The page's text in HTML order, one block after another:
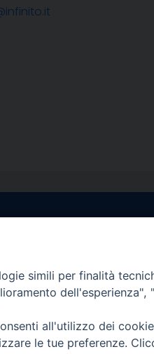
della Pietà, 44 – 80067
Apertura Uffici:
– 12:30
simili per finalità
all'utilizzo dei
le tue preferenze.